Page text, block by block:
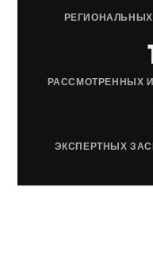
РАССМОТРЕННЫХ
ЭКСПЕРТНЫХ